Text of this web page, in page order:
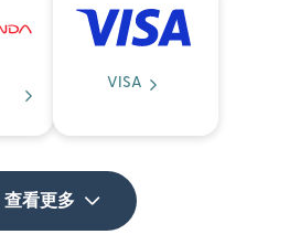
VISA
查看更多